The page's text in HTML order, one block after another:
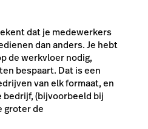
dat je medewerkers
dan anders. Je hebt
de werkvloer nodig,
bespaart. Dat is een
van elk formaat, en
bedrijf, (bijvoorbeeld bij
groter de